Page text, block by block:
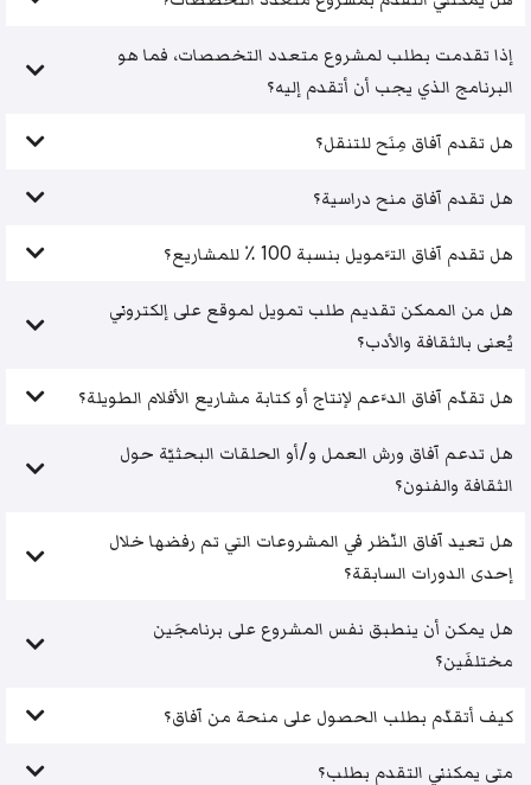
إذا تقدمت بطلب لمشروع متعدد التخصصات، فما هو
البرنامج الذي يجب أن أتقدم إليه؟
هل تقدم آفاق مِنَح للتنقل؟
هل تقدم آفاق منح دراسية؟
هل تقدم آفاق التَّمويل بنسبة 100 ٪ للمشاريع؟
هل من الممكن تقديم طلب تمويل لموقع على إلكتروني
يُعنى بالثقافة والأدب؟
هل تقدّم آفاق الدَّعم لإنتاج أو كتابة مشاريع الأفلام الطويلة؟
هل تدعم آفاق ورش العمل و/أو الحلقات البحثيّة حول
الثقافة والفنون؟
هل تعيد آفاق النّظر في المشروعات التي تم رفضها خلال
إحدى الدورات السابقة؟
هل يمكن أن ينطبق نفس المشروع على برنامجَين
مختلفَين؟
كيف أتقدّم بطلب الحصول على منحة من آفاق؟
متى يمكنني التقدم بطلب؟